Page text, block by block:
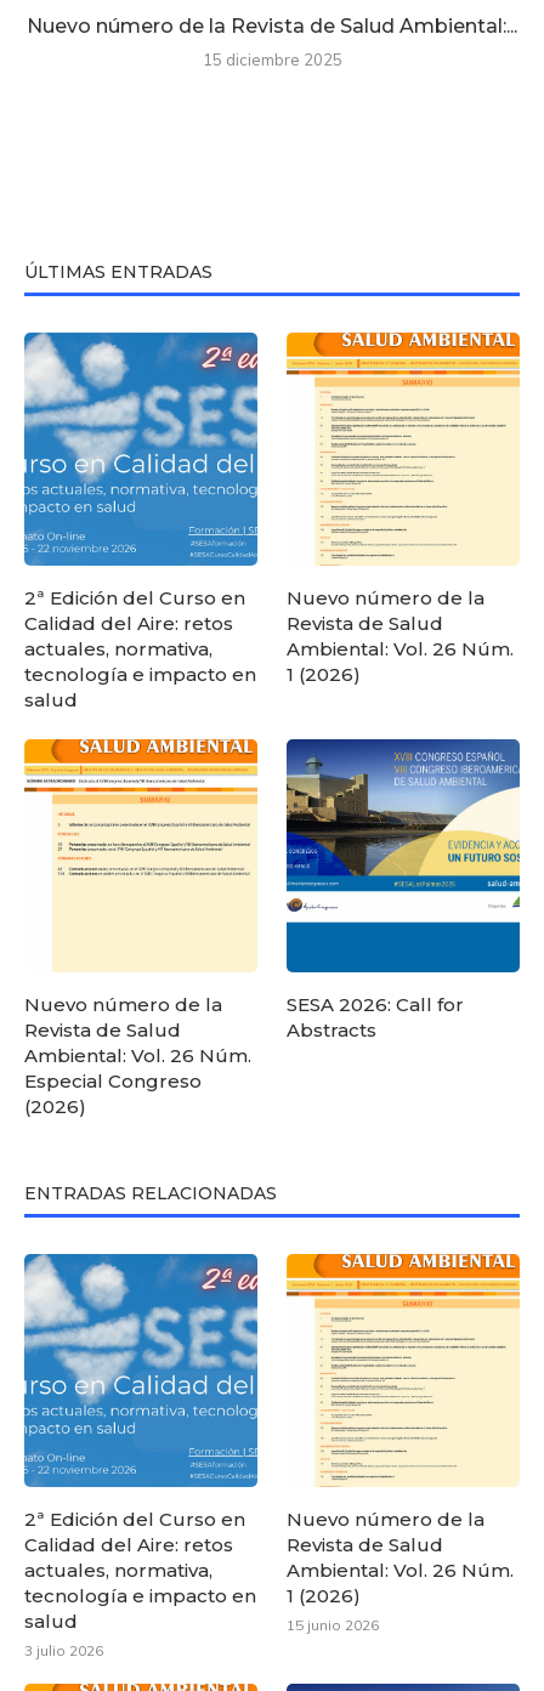
Nuevo número de la Revista de Salud Ambiental:...
15 diciembre 2025
ÚLTIMAS ENTRADAS
2ª Edición del Curso en
Calidad del Aire: retos
actuales, normativa,
tecnología e impacto en
salud
Nuevo número de la
Revista de Salud
Ambiental: Vol. 26 Núm.
1 (2026)
Nuevo número de la
Revista de Salud
Ambiental: Vol. 26 Núm.
Especial Congreso
(2026)
SESA 2026: Call for
Abstracts
ENTRADAS RELACIONADAS
2ª Edición del Curso en
Calidad del Aire: retos
actuales, normativa,
tecnología e impacto en
salud
3 julio 2026
Nuevo número de la
Revista de Salud
Ambiental: Vol. 26 Núm.
1 (2026)
15 junio 2026